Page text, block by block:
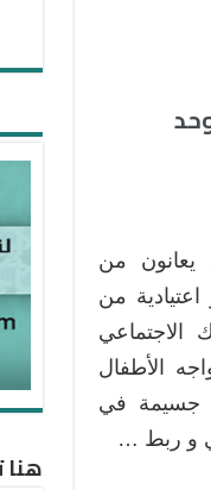
يعانون من
من
الاجتماعي
الأطفال
جسيمة في
و ربط …
هنا